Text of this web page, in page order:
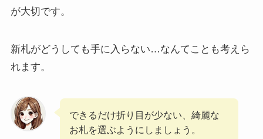
が大切です。
新札がどうしても手に入らない…なんてことも考えら
れます。
できるだけ折り目が少ない、綺麗な
お札を選ぶようにしましょう。